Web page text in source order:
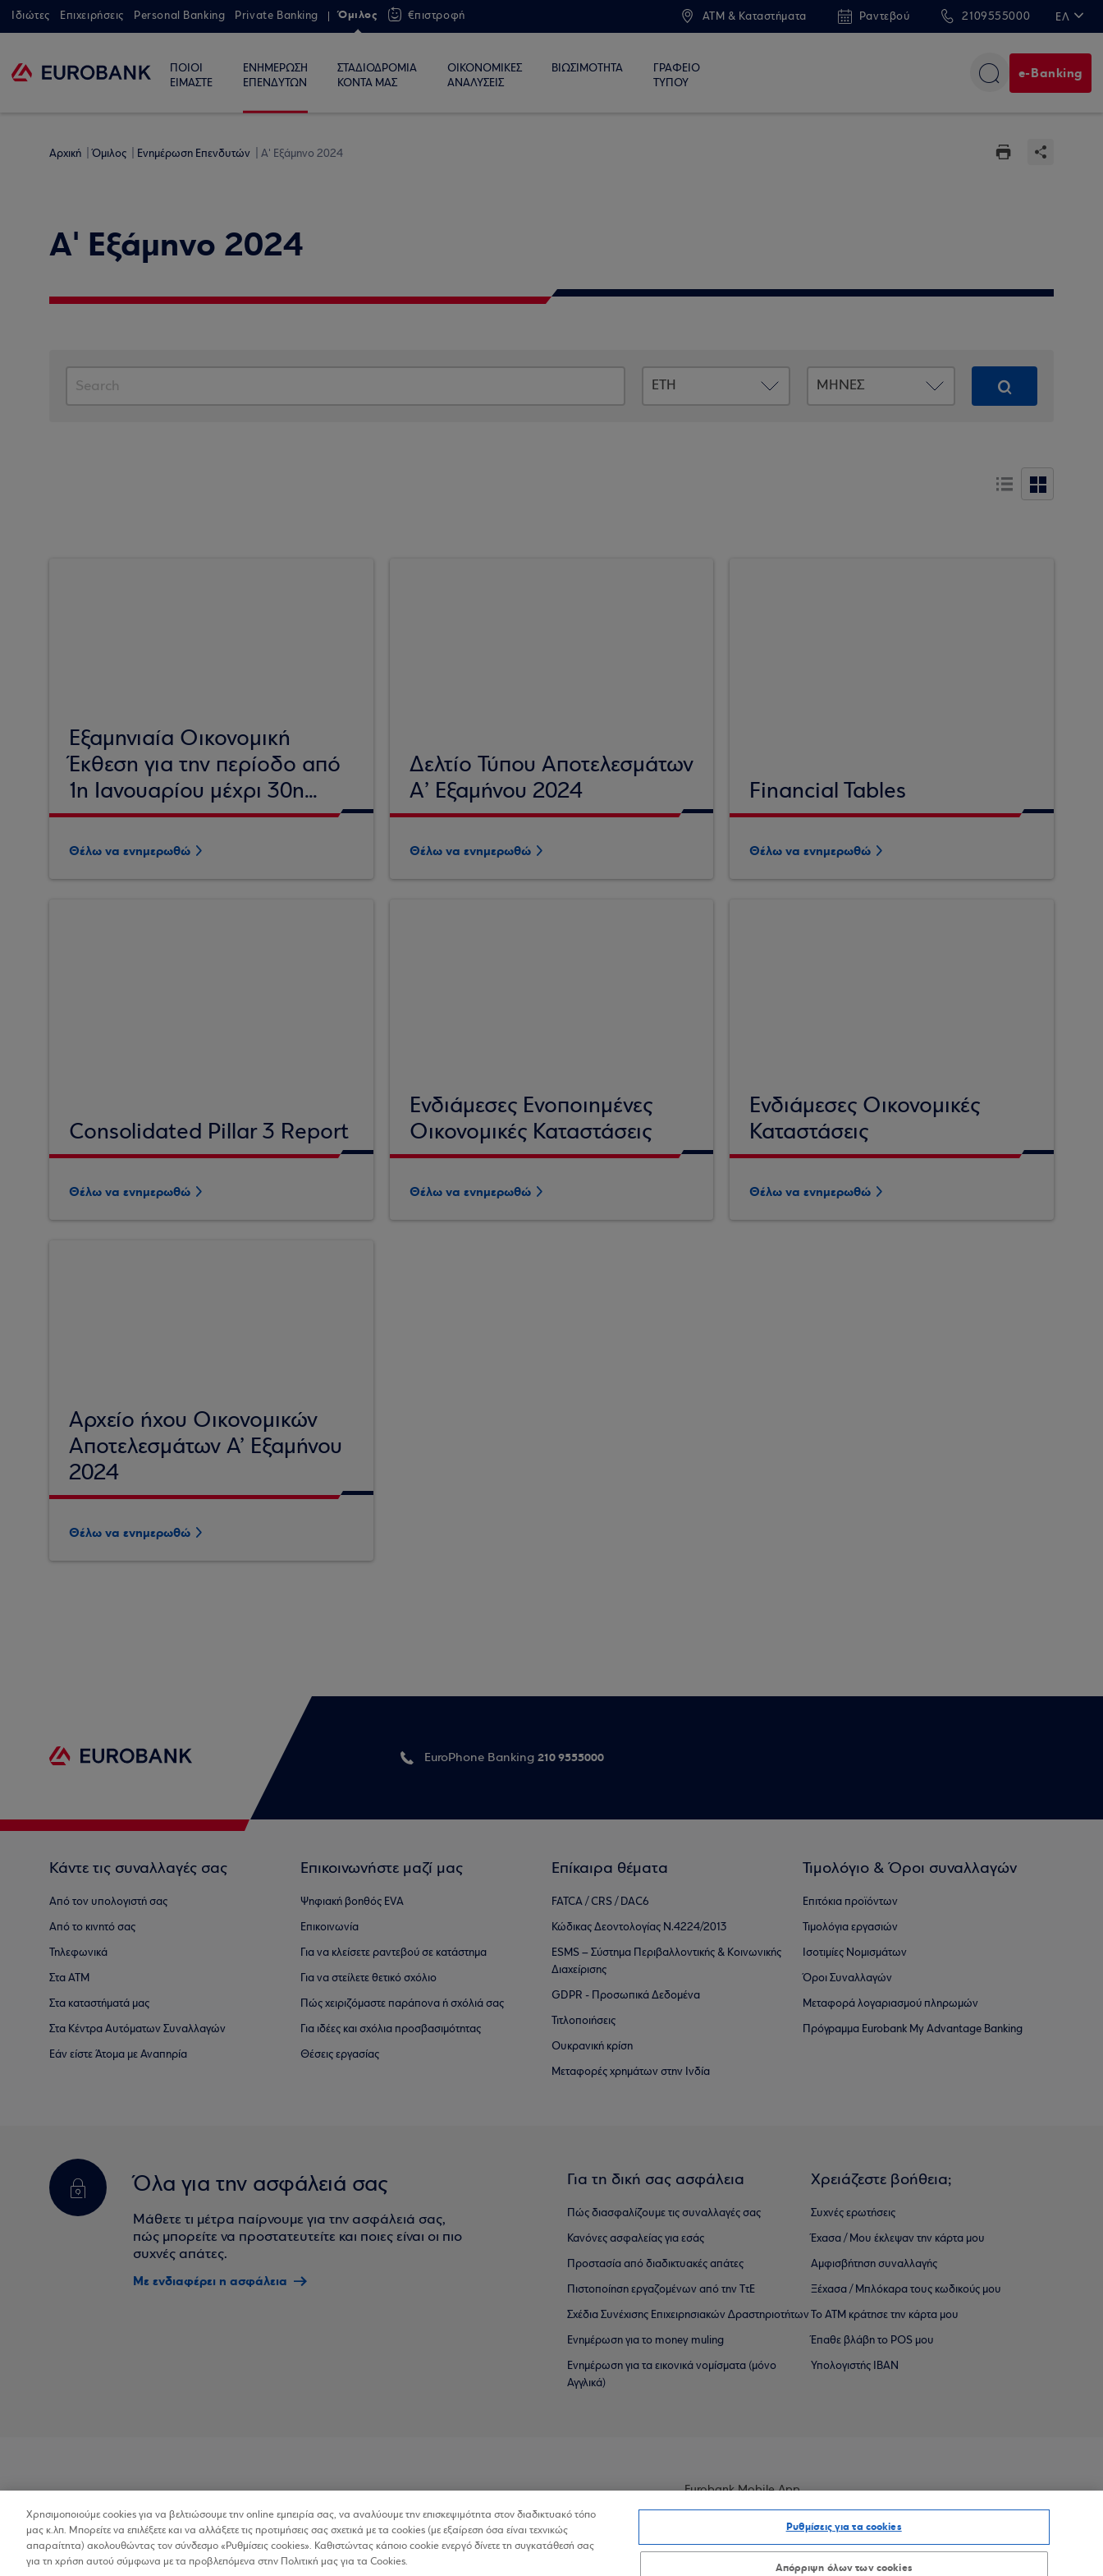
Ιδιώτες Επιχειρήσεις Personal Banking Private Banking Όμιλος €πιστροφή ATM & Καταστήματα Ραντεβού 2109555000 ΕΛ
ΠΟΙΟΙ
ΕΙΜΑΣΤΕ
ΕΝΗΜΕΡΩΣΗ
ΕΠΕΝΔΥΤΩΝ
ΣΤΑΔΙΟΔΡΟΜΙΑ
ΚΟΝΤΑ ΜΑΣ
ΟΙΚΟΝΟΜΙΚΕΣ
ΑΝΑΛΥΣΕΙΣ
ΒΙΩΣΙΜΟΤΗΤΑ
ΓΡΑΦΕΙΟ
ΤΥΠΟΥ
e-Banking
Αρχική Όμιλος Ενημέρωση Επενδυτών Α' Εξάμηνο 2024
Α' Εξάμηνο 2024
Εξαμηνιαία Οικονομική
Έκθεση για την περίοδο από
1η Ιανουαρίου μέχρι 30η...
Θέλω να ενημερωθώ
Δελτίο Τύπου Αποτελεσμάτων
Α’ Εξαμήνου 2024
Θέλω να ενημερωθώ
Financial Tables
Θέλω να ενημερωθώ
Consolidated Pillar 3 Report
Θέλω να ενημερωθώ
Ενδιάμεσες Ενοποιημένες
Οικονομικές Καταστάσεις
Θέλω να ενημερωθώ
Ενδιάμεσες Οικονομικές
Καταστάσεις
Θέλω να ενημερωθώ
Αρχείο ήχου Οικονομικών
Αποτελεσμάτων A’ Εξαμήνου
2024
Θέλω να ενημερωθώ
EuroPhone Banking 210 9555000
Κάντε τις συναλλαγές σας
Από τον υπολογιστή σας
Από το κινητό σας
Τηλεφωνικά
Στα ΑΤΜ
Στα καταστήματά μας
Στα Κέντρα Αυτόματων Συναλλαγών
Εάν είστε Άτομα με Αναπηρία
Επικοινωνήστε μαζί μας
Ψηφιακή βοηθός EVA
Επικοινωνία
Για να κλείσετε ραντεβού σε κατάστημα
Για να στείλετε θετικό σχόλιο
Πώς χειριζόμαστε παράπονα ή σχόλιά σας
Για ιδέες και σχόλια προσβασιμότητας
Θέσεις εργασίας
Επίκαιρα θέματα
FATCA / CRS / DAC6
Κώδικας Δεοντολογίας Ν.4224/2013
ESMS – Σύστημα Περιβαλλοντικής & Κοινωνικής
Διαχείρισης
GDPR - Προσωπικά Δεδομένα
Τιτλοποιήσεις
Ουκρανική κρίση
Μεταφορές χρημάτων στην Ινδία
Τιμολόγιο & Όροι συναλλαγών
Επιτόκια προϊόντων
Τιμολόγια εργασιών
Ισοτιμίες Νομισμάτων
Όροι Συναλλαγών
Μεταφορά λογαριασμού πληρωμών
Πρόγραμμα Eurobank My Advantage Banking
Όλα για την ασφάλειά σας
Μάθετε τι μέτρα παίρνουμε για την ασφάλειά σας,
πώς μπορείτε να προστατευτείτε και ποιες είναι οι πιο
συχνές απάτες.
Με ενδιαφέρει η ασφάλεια
Για τη δική σας ασφάλεια
Πώς διασφαλίζουμε τις συναλλαγές σας
Κανόνες ασφαλείας για εσάς
Προστασία από διαδικτυακές απάτες
Πιστοποίηση εργαζομένων από την ΤτΕ
Σχέδια Συνέχισης Επιχειρησιακών ∆ραστηριοτήτων
Ενημέρωση για το money muling
Ενημέρωση για τα εικονικά νομίσματα (μόνο
Αγγλικά)
Χρειάζεστε βοήθεια;
Συχνές ερωτήσεις
Έχασα / Μου έκλεψαν την κάρτα μου
Αμφισβήτηση συναλλαγής
Ξέχασα / Μπλόκαρα τους κωδικούς μου
Το ΑΤΜ κράτησε την κάρτα μου
Έπαθε βλάβη το POS μου
Υπολογιστής IBAN
Προσβασιμότητα
Eurobank Mobile App
Χρησιμοποιούμε cookies για να βελτιώσουμε την online εμπειρία σας, να αναλύουμε την επισκεψιμότητα στον διαδικτυακό τόπο
μας κ.λπ. Μπορείτε να επιλέξετε και να αλλάξετε τις προτιμήσεις σας σχετικά με τα cookies (με εξαίρεση όσα είναι τεχνικώς
απαραίτητα) ακολουθώντας τον σύνδεσμο «Ρυθμίσεις cookies». Καθιστώντας κάποιο cookie ενεργό δίνετε τη συγκατάθεσή σας
για τη χρήση αυτού σύμφωνα με τα προβλεπόμενα στην Πολιτική μας για τα Cookies.
Ρυθμίσεις για τα cookies
Απόρριψη όλων των cookies